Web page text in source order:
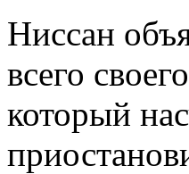
Ниссан
всего
который